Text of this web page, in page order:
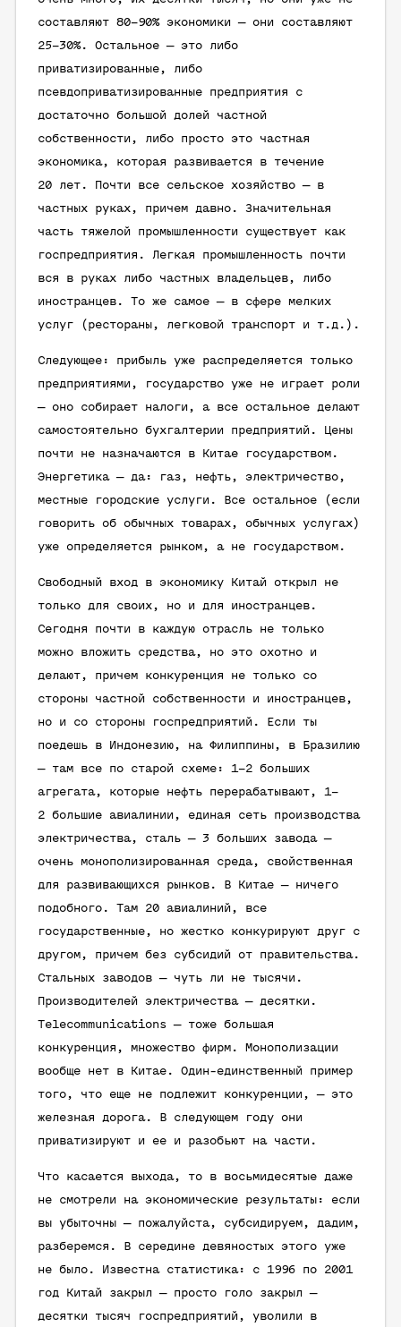
составляют 80–90% экономики — они составляют
25–30%. Остальное — это либо
приватизированные, либо
псевдоприватизированные предприятия с
достаточно большой долей частной
собственности, либо просто это частная
экономика, которая развивается в течение
20 лет. Почти все сельское хозяйство — в
частных руках, причем давно. Значительная
часть тяжелой промышленности существует как
госпредприятия. Легкая промышленность почти
вся в руках либо частных владельцев, либо
иностранцев. То же самое — в сфере мелких
услуг (рестораны, легковой транспорт и т.д.).
Следующее: прибыль уже распределяется только
предприятиями, государство уже не играет роли
— оно собирает налоги, а все остальное делают
самостоятельно бухгалтерии предприятий. Цены
почти не назначаются в Китае государством.
Энергетика — да: газ, нефть, электричество,
местные городские услуги. Все остальное (если
говорить об обычных товарах, обычных услугах)
уже определяется рынком, а не государством.
Свободный вход в экономику Китай открыл не
только для своих, но и для иностранцев.
Сегодня почти в каждую отрасль не только
можно вложить средства, но это охотно и
делают, причем конкуренция не только со
стороны частной собственности и иностранцев,
но и со стороны госпредприятий. Если ты
поедешь в Индонезию, на Филиппины, в Бразилию
— там все по старой схеме: 1–2 больших
агрегата, которые нефть перерабатывают, 1–
2 большие авиалинии, единая сеть производства
электричества, сталь — 3 больших завода —
очень монополизированная среда, свойственная
для развивающихся рынков. В Китае — ничего
подобного. Там 20 авиалиний, все
государственные, но жестко конкурируют друг с
другом, причем без субсидий от правительства.
Стальных заводов — чуть ли не тысячи.
Производителей электричества — десятки.
Тelecommunications — тоже большая
конкуренция, множество фирм. Монополизации
вообще нет в Китае. Один-единственный пример
того, что еще не подлежит конкуренции, — это
железная дорога. В следующем году они
приватизируют и ее и разобьют на части.
Что касается выхода, то в восьмидесятые даже
не смотрели на экономические результаты: если
вы убыточны — пожалуйста, субсидируем, дадим,
разберемся. В середине девяностых этого уже
не было. Известна статистика: с 1996 по 2001
год Китай закрыл — просто голо закрыл —
десятки тысяч госпредприятий, уволили в